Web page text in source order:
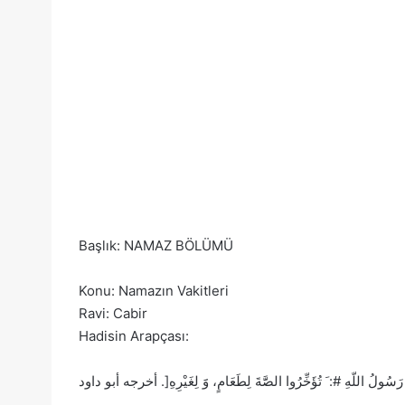
Başlık: NAMAZ BÖLÜMÜ
Konu: Namazın Vakitleri
Ravi: Cabir
Hadisin Arapçası: